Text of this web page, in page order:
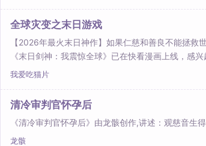
全球灾变之末日游戏
【2026年最火末日神作】如果仁慈和善良不能拯
《末日剑神：我震惊全球》已在快看漫画上线，感
我爱吃猫片
清冷审判官怀孕后
《清冷审判官怀孕后》由龙骸创作,讲述：观慈音
龙骸